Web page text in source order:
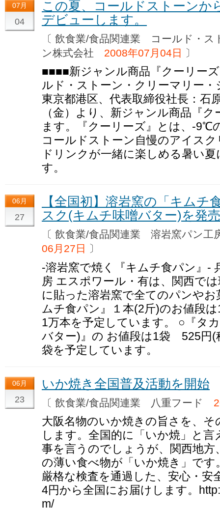
07月
04
この夏、コールドストーンか
デビューします。
〔 飲食業/食品関連業 コールド・
ン株式会社 2008年07月04日 〕
■■■■新ジャンル商品『クーリー
ルド・ストーン・クリーマリー
東京都港区、代表取締役社長：石
（金）より、新ジャンル商品『
ます。『クーリーズ』とは、-9℃
コールドストーン自慢のアイス
ドリンクが一緒に楽しめる暑い
す。
06月
27
【全国初】溶岩窯の「キム
スク(キムチ味噌バター)を発売
〔 飲食業/食品関連業 溶岩窯パン
06月27日
〕
-溶岩窯で焼く『キムチ食パン』-
房 エスポワール・有は、関西で
に貼った溶岩窯で全てのパンや
ムチ食パン』１本(2斤)のお値段
1万本を予定しています。 ○『タ
バター)』の お値段は1袋 525円(
袋を予定しています。
06月
23
いか焼き全国普及活動を開始
〔 飲食業/食品関連業 八重フード
大阪名物のいか焼きの旨さを、
します。全国的に「いか焼」と
事を言うのでしょうが、関西地
の薄い食べ物が「いか焼き」で
厳格な検査を通過した、安心・
4円から全国にお届けします。
m/